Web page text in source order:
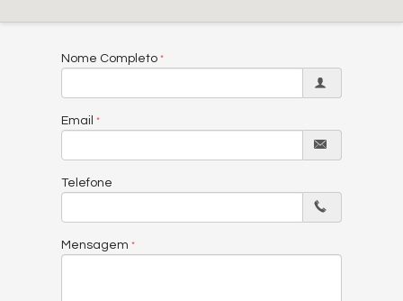
Nome Completo
Email
Telefone
Mensagem